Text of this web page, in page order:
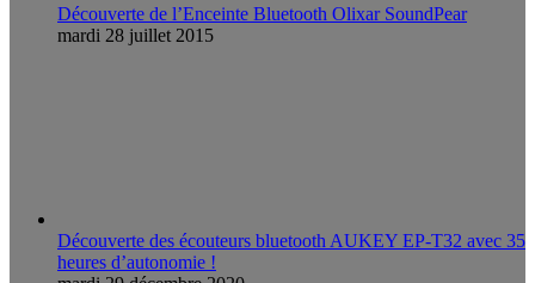
Découverte de l’Enceinte Bluetooth Olixar SoundPear
mardi 28 juillet 2015
Découverte des écouteurs bluetooth AUKEY EP-T32 avec 35
heures d’autonomie !